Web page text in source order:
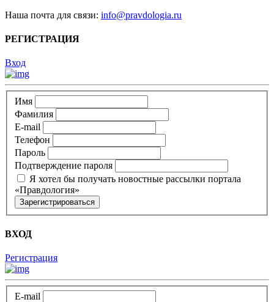
Наша почта для связи: info@pravdologia.ru
РЕГИСТРАЦИЯ
Вход
Имя
Фамилия
E-mail
Телефон
Пароль
Подтверждение пароля
Я хотел бы получать новостные рассылки портала
«Правдология»
ВХОД
Регистрация
E-mail